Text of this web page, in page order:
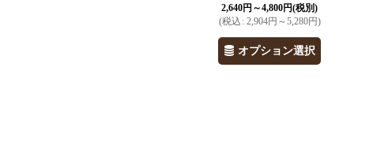
2,640円 ～4,800円(税別)
(税込 : 2,904円 ～5,280円)
オプション選択